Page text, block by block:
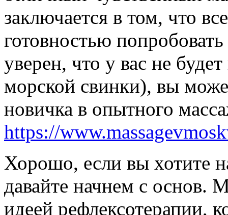
заключается в том, что
готовностью
уверен, что у вас не
морской свинки), вы
новичка в опытного
https://
Хорошо, если вы хотите
давайте начнем с основ.
идеей рефлексотерапии,